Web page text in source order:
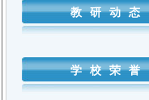
教研动态
学校荣誉